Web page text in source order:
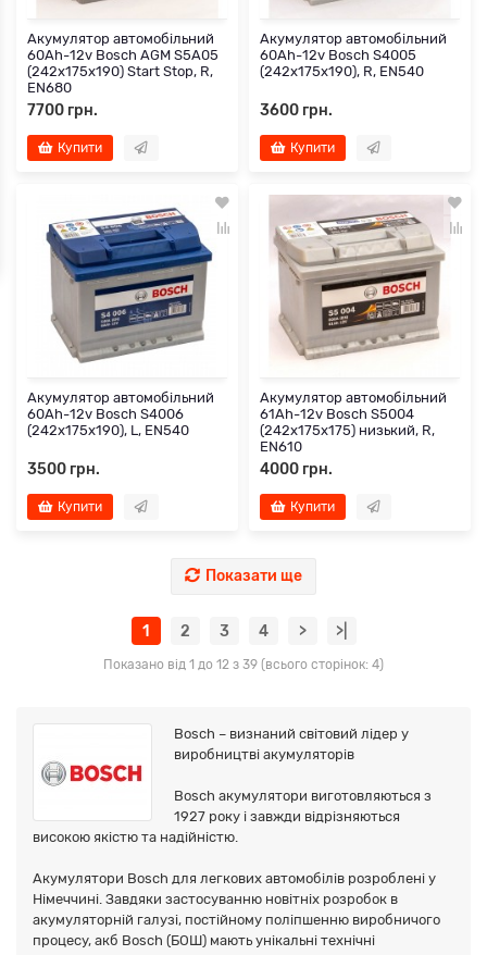
Акумулятор автомобільний
60Ah-12v Bosch AGM S5A05
(242х175х190) Start Stop, R,
EN680
7700 грн.
Купити
Акумулятор автомобільний
60Ah-12v Bosch S4005
(242х175х190), R, EN540
3600 грн.
Купити
Акумулятор автомобільний
60Ah-12v Bosch S4006
(242х175х190), L, EN540
3500 грн.
Купити
Акумулятор автомобільний
61Ah-12v Bosch S5004
(242х175х175) низький, R,
EN610
4000 грн.
Купити
Показати ще
1 2 3 4 > >|
Показано від 1 до 12 з 39 (всього сторінок: 4)
Bosch – визнаний світовий лідер у
виробництві акумуляторів
Bosch акумулятори виготовляються з
1927 року і завжди відрізняються
високою якістю та надійністю.
Акумулятори Bosch для легкових автомобілів розроблені у
Німеччині. Завдяки застосуванню новітніх розробок в
акумуляторній галузі, постійному поліпшенню виробничого
процесу, акб Bosch (БОШ) мають унікальні технічні